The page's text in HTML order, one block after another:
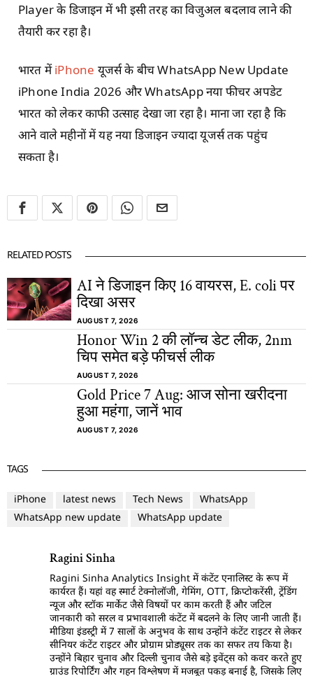
Player के डिजाइन में भी इसी तरह का विजुअल बदलाव लाने की
तैयारी कर रहा है।
भारत मेंiPhone यूजर्स के बीच WhatsApp New Update
iPhone India 2026 और WhatsApp नया फीचर अपडेट
भारत को लेकर काफी उत्साह देखा जा रहा है। माना जा रहा है कि
आने वाले महीनों में यह नया डिजाइन ज्यादा यूजर्स तक पहुंच
सकता है।
RELATED POSTS
AI ने डिजाइन किए 16 वायरस, E. coli पर
दिखा असर
AUGUST 7, 2026
Honor Win 2 की लॉन्च डेट लीक, 2nm
चिप समेत बड़े फीचर्स लीक
AUGUST 7, 2026
Gold Price 7 Aug: आज सोना खरीदना
हुआ महंगा, जानें भाव
AUGUST 7, 2026
TAGS
iPhone latest news Tech News
WhatsApp
WhatsApp new update
WhatsApp update
Ragini Sinha
Ragini Sinha Analytics Insight में कंटेंट एनालिस्ट के रूप में
कार्यरत हैं। यहां वह स्मार्ट टेक्नोलॉजी, गेमिंग, OTT, क्रिप्टोकरेंसी, ट्रेंडिंग
न्यूज और स्टॉक मार्केट जैसे विषयों पर काम करती हैं और जटिल
जानकारी को सरल व प्रभावशाली कंटेंट में बदलने के लिए जानी जाती हैं।
मीडिया इंडस्ट्री में 7 सालों के अनुभव के साथ उन्होंने कंटेंट राइटर से लेकर
सीनियर कंटेंट राइटर और प्रोग्राम प्रोड्यूसर तक का सफर तय किया है।
उन्होंने बिहार चुनाव और दिल्ली चुनाव जैसे बड़े इवेंट्स को कवर करते हुए
ग्राउंड रिपोर्टिंग और गहन विश्लेषण में मजबूत पकड़ बनाई है, जिसके लिए